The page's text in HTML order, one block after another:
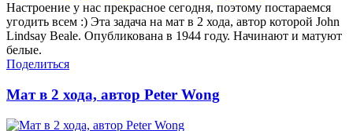
Настроение у нас прекрасное сегодня, поэтому постараемся
угодить всем :) Эта задача на мат в 2 хода, автор которой John
Lindsay Beale. Опубликована в 1944 году. Начинают и матуют
белые.
Поделиться
Мат в 2 хода, автор Peter Wong